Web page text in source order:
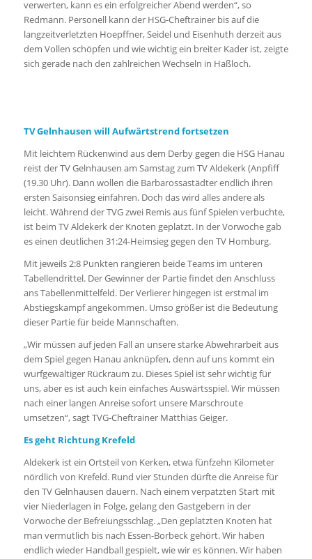
verwerten, kann es ein erfolgreicher Abend werden“, so
Redmann. Personell kann der HSG-Cheftrainer bis auf die
langzeitverletzten Hoepffner, Seidel und Eisenhuth derzeit aus
dem Vollen schöpfen und wie wichtig ein breiter Kader ist, zeigte
sich gerade nach den zahlreichen Wechseln in Haßloch.
TV Gelnhausen will Aufwärtstrend fortsetzen
Mit leichtem Rückenwind aus dem Derby gegen die HSG Hanau
reist der TV Gelnhausen am Samstag zum TV Aldekerk (Anpfiff
(19.30 Uhr). Dann wollen die Barbarossastädter endlich ihren
ersten Saisonsieg einfahren. Doch das wird alles andere als
leicht. Während der TVG zwei Remis aus fünf Spielen verbuchte,
ist beim TV Aldekerk der Knoten geplatzt. In der Vorwoche gab
es einen deutlichen 31:24-Heimsieg gegen den TV Homburg.
Mit jeweils 2:8 Punkten rangieren beide Teams im unteren
Tabellendrittel. Der Gewinner der Partie findet den Anschluss
ans Tabellenmittelfeld. Der Verlierer hingegen ist erstmal im
Abstiegskampf angekommen. Umso größer ist die Bedeutung
dieser Partie für beide Mannschaften.
„Wir müssen auf jeden Fall an unsere starke Abwehrarbeit aus
dem Spiel gegen Hanau anknüpfen, denn auf uns kommt ein
wurfgewaltiger Rückraum zu. Dieses Spiel ist sehr wichtig für
uns, aber es ist auch kein einfaches Auswärtsspiel. Wir müssen
nach einer langen Anreise sofort unsere Marschroute
umsetzen“, sagt TVG-Cheftrainer Matthias Geiger.
Es geht Richtung Krefeld
Aldekerk ist ein Ortsteil von Kerken, etwa fünfzehn Kilometer
nördlich von Krefeld. Rund vier Stunden dürfte die Anreise für
den TV Gelnhausen dauern. Nach einem verpatzten Start mit
vier Niederlagen in Folge, gelang den Gastgebern in der
Vorwoche der Befreiungsschlag. „Den geplatzten Knoten hat
man vermutlich bis nach Essen-Borbeck gehört. Wir haben
endlich wieder Handball gespielt, wie wir es können. Wir haben